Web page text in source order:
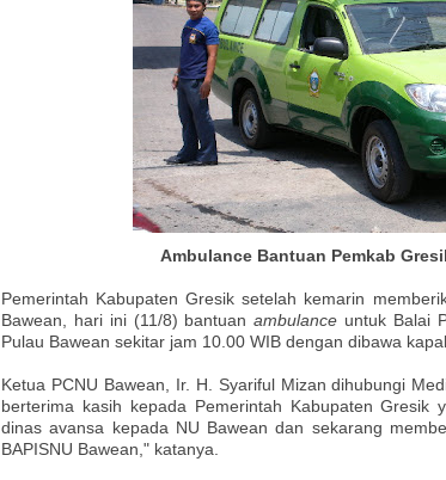
Ambulance Bantuan Pemkab
Pemerintah Kabupaten Gresik setelah kemarin
Bawean, hari ini (11/8) bantuan ambulance untuk Balai
Pulau Bawean sekitar jam 10.00 WIB dengan dibawa
Ketua PCNU Bawean, Ir. H. Syariful Mizan dihubungi
berterima kasih kepada Pemerintah Kabupaten Gresik
dinas avansa kepada NU Bawean dan sekarang
BAPISNU Bawean," katanya.